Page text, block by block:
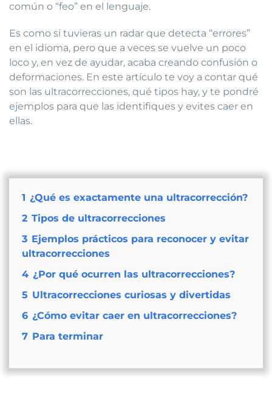
común o “feo” en el lenguaje.
Es como si tuvieras un radar que detecta “errores”
en el idioma, pero que a veces se vuelve un poco
loco y, en vez de ayudar, acaba creando confusión o
deformaciones. En este artículo te voy a contar qué
son las ultracorrecciones, qué tipos hay, y te pondré
ejemplos para que las identifiques y evites caer en
ellas.
1 ¿Qué es exactamente una ultracorrección?
2 Tipos de ultracorrecciones
3 Ejemplos prácticos para reconocer y evitar
ultracorrecciones
4 ¿Por qué ocurren las ultracorrecciones?
5 Ultracorrecciones curiosas y divertidas
6 ¿Cómo evitar caer en ultracorrecciones?
7 Para terminar